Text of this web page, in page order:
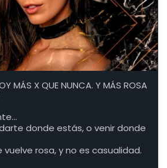
MÁS X QUE NUNCA. Y MÁS ROSA
donde estás, o venir donde
vuelve rosa, y no es casualidad.